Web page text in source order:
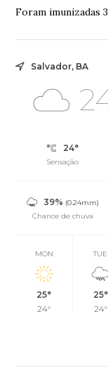
Foram imunizadas
Salvador, BA
24°
Sensação
39% (0.24mm)
Chance de chuva
MON
25°
24°
TUE
25°
24°